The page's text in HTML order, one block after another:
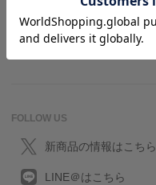
FOLLOW US
新商品の情報はこちら
LINE＠はこちら